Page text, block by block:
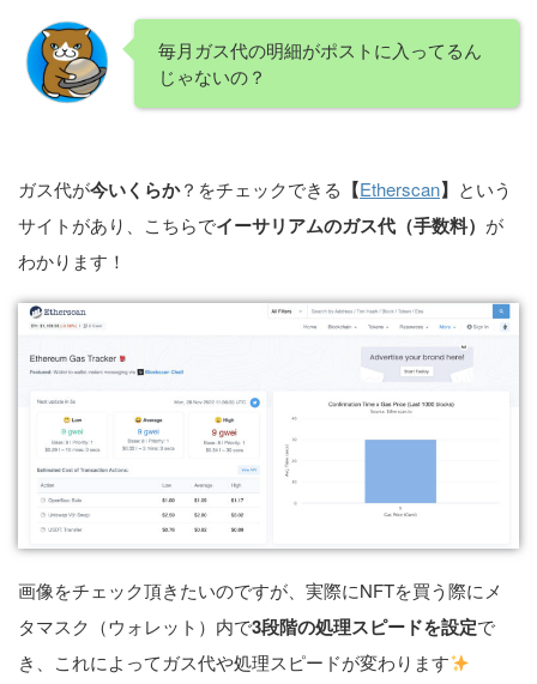
毎月ガス代の明細がポストに入ってるん
じゃないの？
ガス代が今いくらか？をチェックできる 【Etherscan】 という
サイトがあり、こちらでイーサリアムのガス代（手数料） が
わかります！
画像をチェック頂きたいのですが、実際にNFTを買う際にメ
タマスク（ウォレット）内で3段階の処理スピードを設定で
き、これによってガス代や処理スピードが変わります